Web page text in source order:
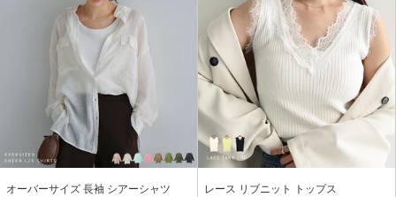
オーバーサイズ 長袖 シアーシャツ レース リブニット トップス